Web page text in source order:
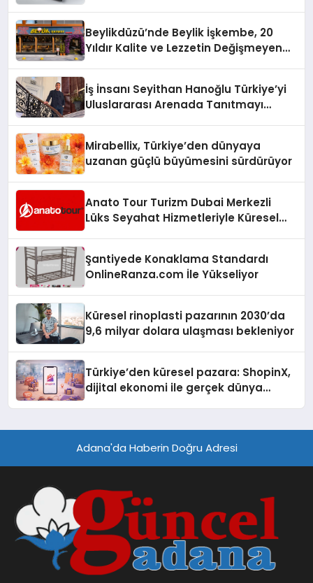
Beylikdüzü’nde Beylik İşkembe, 20
Yıldır Kalite ve Lezzetin Değişmeyen
İş İnsanı Seyithan Hanoğlu Türkiye’yi
Uluslararası Arenada Tanıtmayı
Mirabellix, Türkiye’den dünyaya
uzanan güçlü büyümesini sürdürüyor
Anato Tour Turizm Dubai Merkezli
Lüks Seyahat Hizmetleriyle Küresel
Şantiyede Konaklama Standardı
OnlineRanza.com İle Yükseliyor
Küresel rinoplasti pazarının 2030’da
9,6 milyar dolara ulaşması bekleniyor
Türkiye’den küresel pazara: ShopinX,
dijital ekonomi ile gerçek dünya
Adana'da Haberin Doğru Adresi